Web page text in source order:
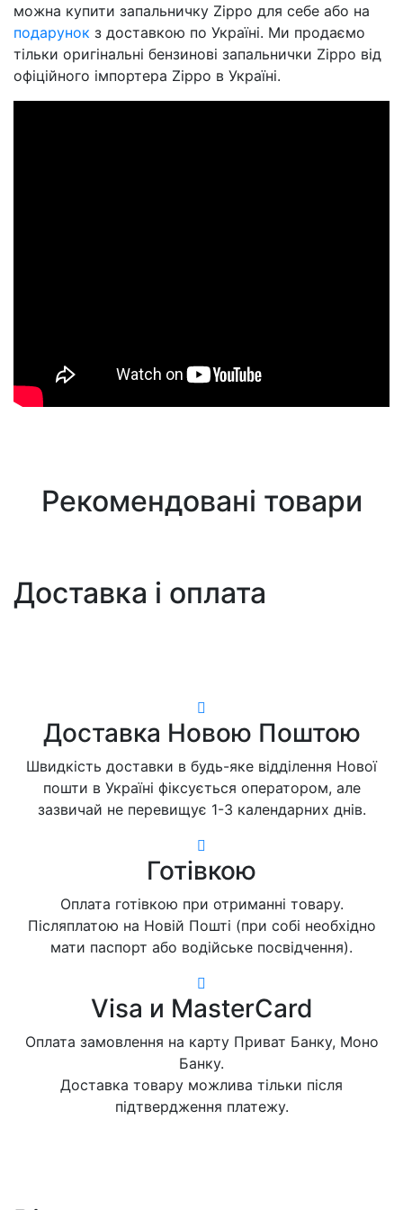
можна купити запальничку Zippo для себе або на
подарунок з доставкою по Україні. Ми продаємо
тільки оригінальні бензинові запальнички Zippo від
офіційного імпортера Zippo в Україні.
Рекомендовані товари
Доставка і оплата
Доставка Новою Поштою
Швидкість доставки в будь-яке відділення Нової
пошти в Україні фіксується оператором, але
зазвичай не перевищує 1-3 календарних днів.
Готівкою
Оплата готівкою при отриманні товару.
Післяплатою на Новій Пошті (при собі необхідно
мати паспорт або водійське посвідчення).
Visa и MasterCard
Оплата замовлення на карту Приват Банку, Моно
Банку.
Доставка товару можлива тільки після
підтвердження платежу.